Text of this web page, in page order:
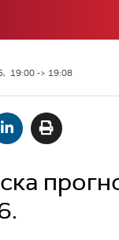
19:00 -> 19:08